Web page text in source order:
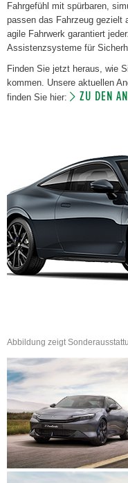
Fahrgefühl mit spürbaren,
passen das Fahrzeug gezielt
agile Fahrwerk garantiert
Assistenzsysteme für
Finden Sie jetzt heraus, wie
kommen. Unsere aktuellen
finden Sie hier:
ZU DEN
Abbildung zeigt